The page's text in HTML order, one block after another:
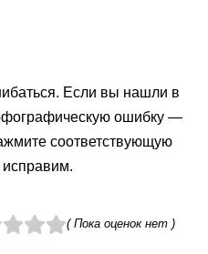
Если вы нашли в
ошибку —
соответствующую
( Пока оценок нет )